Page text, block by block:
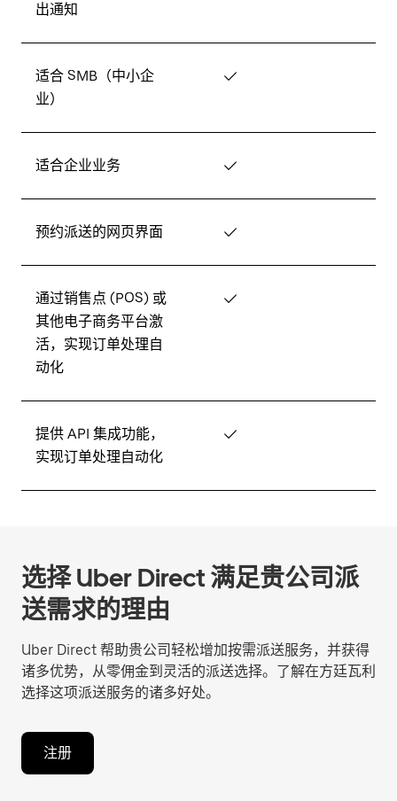
出通知
适合 SMB（中小企
业）
✓
适合企业业务 ✓
预约派送的网页界面 ✓
通过销售点 (POS) 或
其他电子商务平台激
活，实现订单处理自
动化
✓
提供 API 集成功能，
实现订单处理自动化
✓
选择 Uber Direct 满足贵公司派
送需求的理由
Uber Direct 帮助贵公司轻松增加按需派送服务，并获得
诸多优势，从零佣金到灵活的派送选择。了解在方廷瓦利
选择这项派送服务的诸多好处。
注册